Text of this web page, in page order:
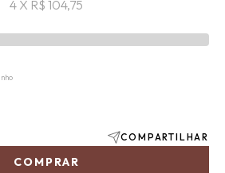
4 X R$ 104,75
COMPRAR
COMPARTILHAR